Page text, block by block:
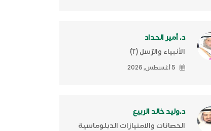
د. أمير الحداد
الأنبياء والرّسل (٢)ّ
5 أغسطس, 2026
د.وليد خالد الربيع
الحصانات والامتيازات الدبلوماسية